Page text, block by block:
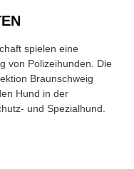
spielen eine
von Polizeihunden. Die
Braunschweig
Hund in der
und Spezialhund.